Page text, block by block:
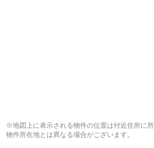
※地図上に表示される物件の位置は付近住所に
物件所在地とは異なる場合がございます。